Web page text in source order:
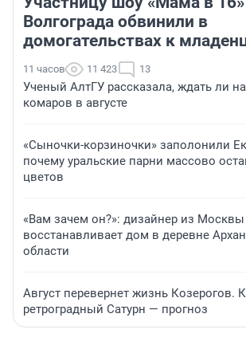
Волгограда обвинили в
домогательствах к
11 часов 11 423 13
Ученый АлтГУ рассказала, ждать ли
комаров в августе
«Сыночки-корзиночки» заполонили
почему уральские парни массово
цветов
«Вам зачем он?»: дизайнер из Москвы
восстанавливает дом в деревне
области
Август перевернет жизнь Козерогов.
ретроградный Сатурн — прогноз